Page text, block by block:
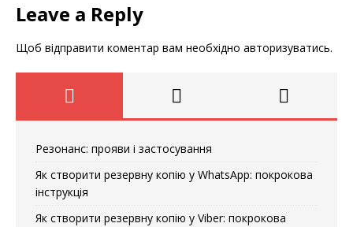
Leave a Reply
Щоб відправити коментар вам необхідно авторизуватись.
Резонанс: прояви і застосування
Як створити резервну копію у WhatsApp: покрокова
інструкція
Як створити резервну копію у Viber: покрокова